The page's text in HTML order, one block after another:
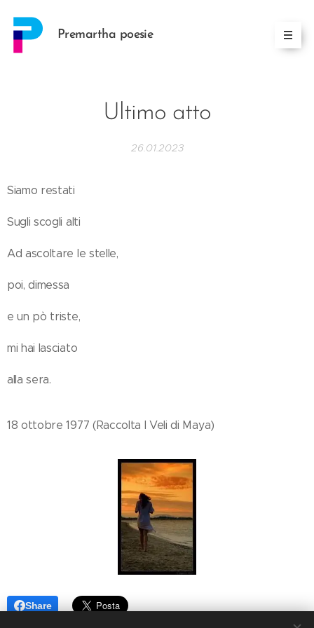
Premartha poesie
Ultimo atto
26.01.2023
Siamo restati
Sugli scogli alti
Ad ascoltare le stelle,
poi, dimessa
e un pò triste,
mi hai lasciato
alla sera.
18 ottobre 1977 (Raccolta I Veli di Maya)
Share